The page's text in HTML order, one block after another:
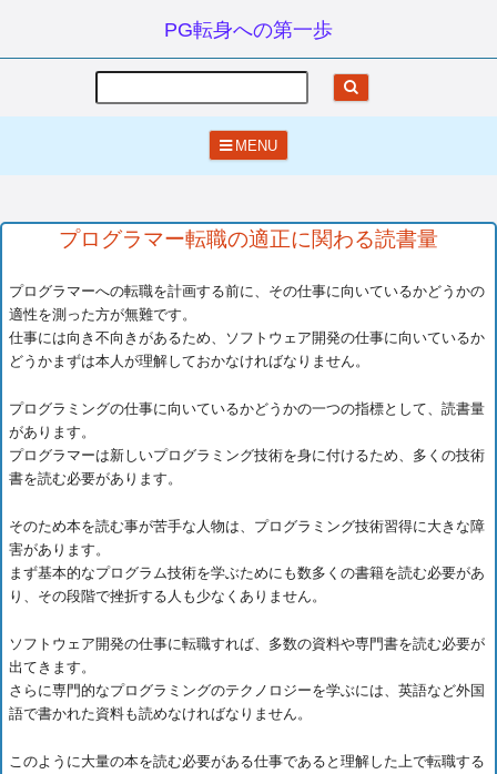
PG転身への第一歩
MENU
プログラマー転職の適正に関わる読書量
プログラマーへの転職を計画する前に、その仕事に向いているかどうかの
適性を測った方が無難です。
仕事には向き不向きがあるため、ソフトウェア開発の仕事に向いているか
どうかまずは本人が理解しておかなければなりません。
プログラミングの仕事に向いているかどうかの一つの指標として、読書量
があります。
プログラマーは新しいプログラミング技術を身に付けるため、多くの技術
書を読む必要があります。
そのため本を読む事が苦手な人物は、プログラミング技術習得に大きな障
害があります。
まず基本的なプログラム技術を学ぶためにも数多くの書籍を読む必要があ
り、その段階で挫折する人も少なくありません。
ソフトウェア開発の仕事に転職すれば、多数の資料や専門書を読む必要が
出てきます。
さらに専門的なプログラミングのテクノロジーを学ぶには、英語など外国
語で書かれた資料も読めなければなりません。
このように大量の本を読む必要がある仕事であると理解した上で転職する